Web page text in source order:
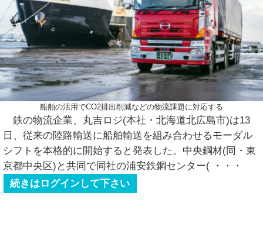
船舶の活用でCO2排出削減などの物流課題に対応する
鉄の物流企業、丸吉ロジ(本社・北海道北広島市)は13
日、従来の陸路輸送に船舶輸送を組み合わせるモーダル
シフトを本格的に開始すると発表した。中央鋼材(同・東
京都中央区)と共同で同社の浦安鉄鋼センター(
・・・
続きはログインして下さい